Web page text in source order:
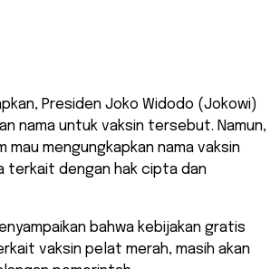
Presiden Joko Widodo (Jokowi)
nama untuk vaksin tersebut. Namun,
mau mengungkapkan nama vaksin
terkait dengan hak cipta dan
bahwa kebijakan gratis
vaksin pelat merah, masih akan